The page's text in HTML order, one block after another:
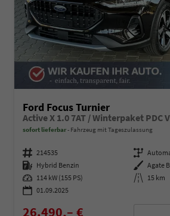
Ford Focus Turnier
sofort lieferbar Fahrzeug mit Tageszulassung
Fahrzeugnummer 214535 Getriebe
Kraftstoff Hybrid Benzin Außenfarbe Agate
Leistung 114 kW (155 PS) Kilometerstand 15 km
01.09.2025
26.490,– €